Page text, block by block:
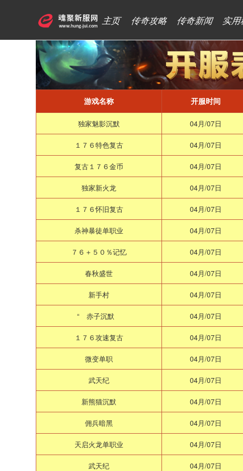
主页 传奇攻略 传奇新闻 实
游戏名称 开服时间
独家魅影沉默 04月/07日
１７６特色复古 04月/07日
复古１７６金币 04月/07日
独家新火龙 04月/07日
１７６怀旧复古 04月/07日
杀神暴徒单职业 04月/07日
７６＋５０％记忆 04月/07日
春秋盛世 04月/07日
新手村 04月/07日
“ 赤子沉默 04月/07日
１７６攻速复古 04月/07日
微变单职 04月/07日
武天纪 04月/07日
新熊猫沉默 04月/07日
佣兵暗黑 04月/07日
天启火龙单职业 04月/07日
武天纪 04月/07日